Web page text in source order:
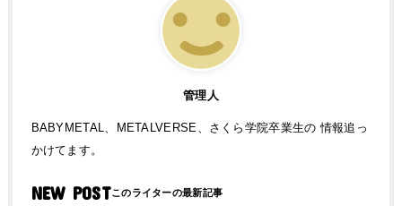
管理人
BABYMETAL、METALVERSE、さくら学院卒業生の 情報追っ
かけてます。
NEW POST